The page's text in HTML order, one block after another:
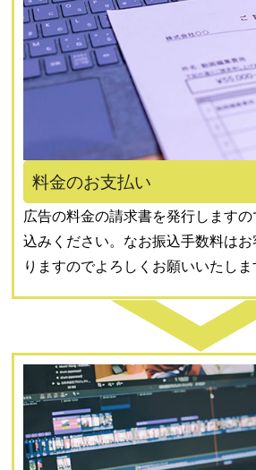
料金のお支払い
広告の料金の請求書を発行します
込みください。なお振込手数料は
りますのでよろしくお願いいたしま